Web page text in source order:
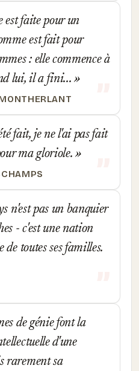
est faite pour un
est fait pour
: elle commence à
lui, il a fini...
fait, je ne l'ai pas fait
ma gloriole.
n'est pas un banquier
- c'est une nation
de toutes ses familles.
de génie font la
d'une
rarement sa